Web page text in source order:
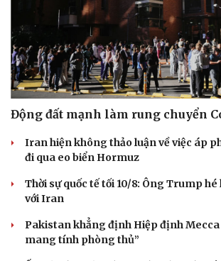
Du lịch
Tư vấn
check-in
Podcast
Cửa sổ
Hạt giống
Động đất mạnh làm rung chuyển
Iran hiện không thảo luận về việc áp
đi qua eo biển Hormuz
Thời sự quốc tế tối 10/8: Ông Trump
với Iran
Pakistan khẳng định Hiệp định
mang tính phòng thủ”